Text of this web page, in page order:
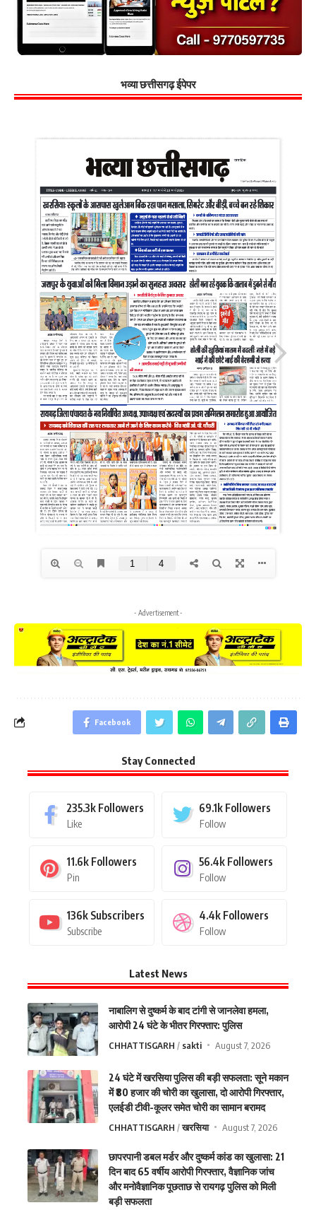
भव्या छत्तीसगढ़ ईपेपर
- Advertisement -
Facebook
Stay Connected
235.3k Followers
Like
69.1k Followers
Follow
11.6k Followers
Pin
56.4k Followers
Follow
136k Subscribers
Subscribe
4.4k Followers
Follow
Latest News
नाबालिग से दुष्कर्म के बाद टांगी से जानलेवा हमला,
आरोपी 24 घंटे के भीतर गिरफ्तार: पुलिस
CHHATTISGARH sakti August 7, 2026
24 घंटे में खरसिया पुलिस की बड़ी सफलता: सूने मकान
में ₹80 हजार की चोरी का खुलासा, दो आरोपी गिरफ्तार,
एलईडी टीवी-कूलर समेत चोरी का सामान बरामद
CHHATTISGARH खरसिया August 7, 2026
छापरपानी डबल मर्डर और दुष्कर्म कांड का खुलासा: 21
दिन बाद 65 वर्षीय आरोपी गिरफ्तार, वैज्ञानिक जांच
और मनोवैज्ञानिक पूछताछ से रायगढ़ पुलिस को मिली
बड़ी सफलता